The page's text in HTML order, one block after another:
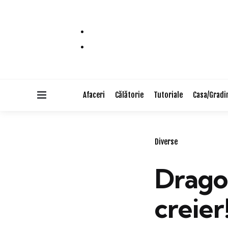
Afaceri Călătorie Tutoriale Casa/
Categories
Diverse